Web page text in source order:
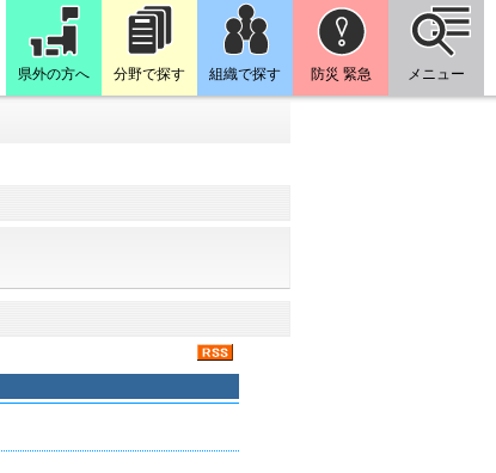
県外の方へ 分野で探す 組織で探す 防災 緊急 メニュー